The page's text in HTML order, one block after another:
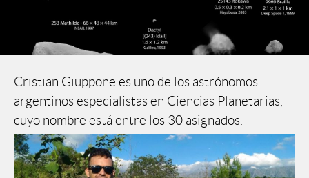
Cristian Giuppone es uno de los astrónomos
argentinos especialistas en Ciencias Planetarias,
cuyo nombre está entre los 30 asignados.